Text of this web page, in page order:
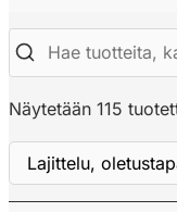
Näytetään 115